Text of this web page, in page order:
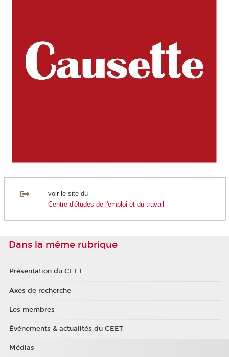
voir le site du
Centre d'études de l'emploi et du travail
Dans la même rubrique
Présentation du CEET
Axes de recherche
Les membres
Événements & actualités du CEET
Médias